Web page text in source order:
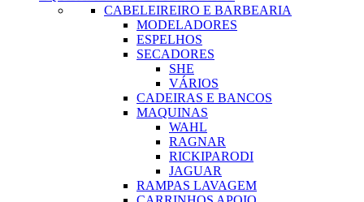
CABELEIREIRO E BARBEARIA
MODELADORES
ESPELHOS
SECADORES
SHE
VÁRIOS
CADEIRAS E BANCOS
MAQUINAS
WAHL
RAGNAR
RICKIPARODI
JAGUAR
RAMPAS LAVAGEM